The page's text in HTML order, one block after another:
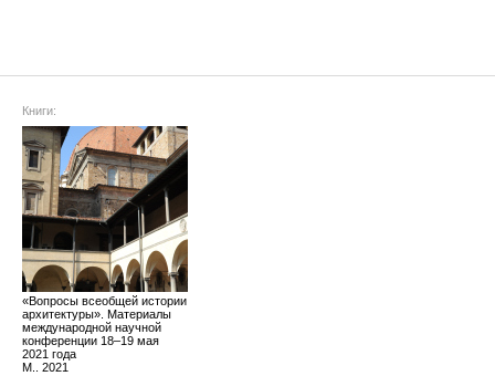
Книги:
«Вопросы всеобщей истории
архитектуры». Материалы
международной научной
конференции 18–19 мая
2021 года
М.. 2021